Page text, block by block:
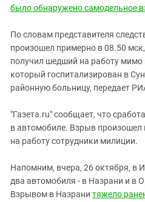
Нагорный Карабах
Ростовская область
Северная Осетия - Алания
СКФО
Чечня
Южная Осетия
было обнаружено самодельное
По словам представителя
произошел примерно в 08.50
получил шедший на работу мимо
который госпитализирован в
районную больницу, передает
"Газета.ru" сообщает, что
в автомобиле. Взрыв произошел
на работу сотрудники милиции.
Напомним, вчера, 26 октября, в
два автомобиля - в Назрани и в
Взрывом в Назрани тяжело